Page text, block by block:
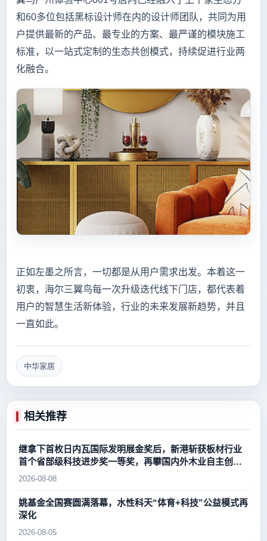
和60多位包括黑标设计师在内的设计师团队，共同为用
户提供最新的产品、最专业的方案、最严谨的模块施工
标准，以一站式定制的生态共创模式，持续促进行业两
化融合。
正如左墨之所言，一切都是从用户需求出发。本着这一
初衷，海尔三翼鸟每一次升级迭代线下门店，都代表着
用户的智慧生活新体验，行业的未来发展新趋势，并且
一直如此。
中华家居
相关推荐
继拿下首枚日内瓦国际发明展金奖后，新港斩获板材行业
首个省部级科技进步奖一等奖，再攀国内外木业自主创新
新高峰
2026-08-08
姚基金全国赛圆满落幕，水性科天“体育+科技”公益模式再
深化
2026-08-05